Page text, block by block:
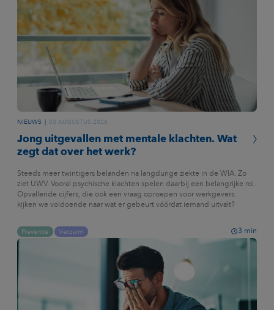
NIEUWS 03 AUGUSTUS 2026
Jong uitgevallen met mentale klachten. Wat
zegt dat over het werk?
Steeds meer twintigers belanden na langdurige ziekte in de WIA. Zo
ziet UWV. Vooral psychische klachten spelen daarbij een belangrijke rol.
Opvallende cijfers, die ook een vraag oproepen voor werkgevers:
kijken we voldoende naar wat er gebeurt vóórdat iemand uitvalt?
Preventie Verzuim 3 min